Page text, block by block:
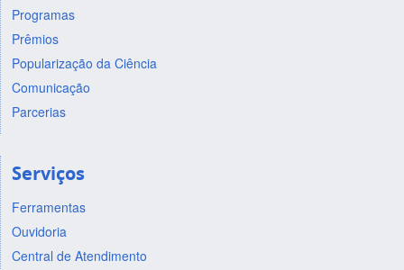
Programas
Prêmios
Popularização da Ciência
Comunicação
Parcerias
Serviços
Ferramentas
Ouvidoria
Central de Atendimento